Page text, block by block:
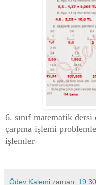
6. sınıf matematik
çarpma işlemi
işlemler
Ödev Kalemi zaman: